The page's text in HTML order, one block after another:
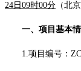
24 日 09时00分 （北
一、项目基本
1.项目编号：